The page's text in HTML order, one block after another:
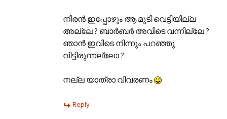
നിരന്‍ ഇപ്പോഴും ആ മുടി വെട്ടിയില്ല
അല്ലേ ? ബാര്‍ബര്‍ അവിടെ വന്നില്ലേ ?
ഞാന്‍ ഇവിടെ നിന്നും പറഞ്ഞു
വിട്ടിരുന്നല്ലോ ?
നല്ല യാത്രാ വിവരണം
Reply